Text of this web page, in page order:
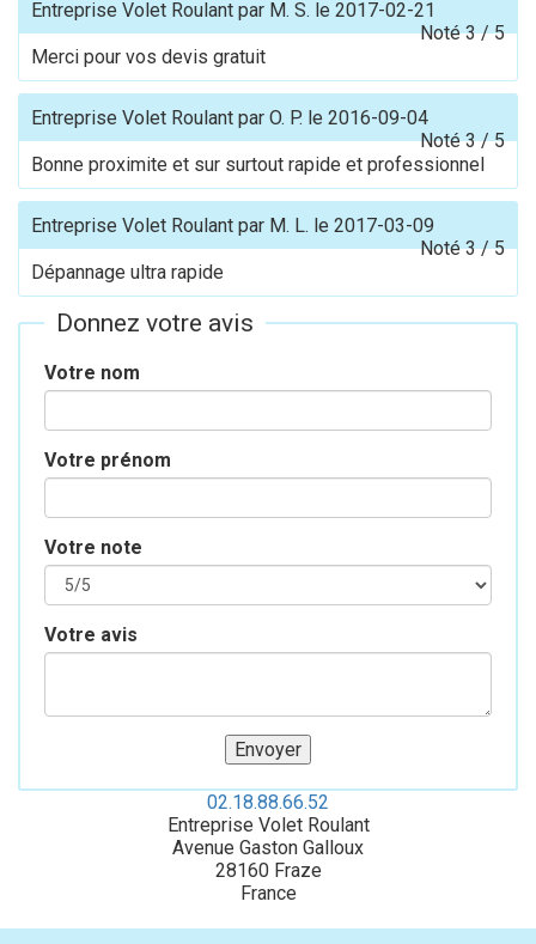
Entreprise Volet Roulant par M. S. le 2017-02-21
Noté3/5
Merci pour vos devis gratuit
Entreprise Volet Roulant par O. P. le 2016-09-04
Noté3/5
Bonne proximite et sur surtout rapide et professionnel
Entreprise Volet Roulant par M. L. le 2017-03-09
Noté3/5
Dépannage ultra rapide
Donnez votre avis
Votre nom
Votre prénom
Votre note
Votre avis
02.18.88.66.52
Entreprise Volet Roulant
Avenue Gaston Galloux
28160 Fraze
France